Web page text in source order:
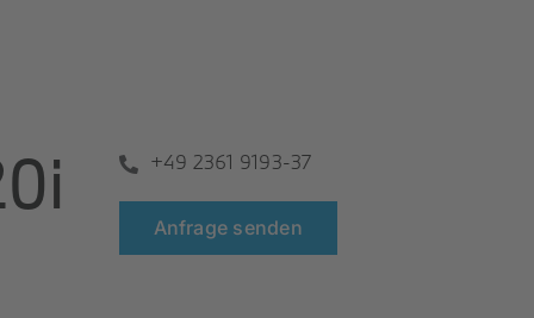
+49 2361 9193-37
Anfrage senden